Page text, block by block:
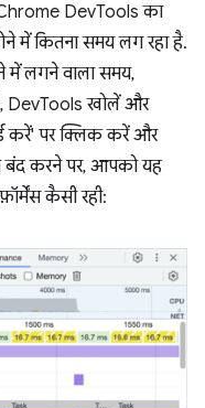
DevTools का
में कितना समय लग रहा है.
में लगने वाला समय,
DevTools खोलें और
करें' पर क्लिक करें और
बंद करने पर, आपको यह
कैसी रही: